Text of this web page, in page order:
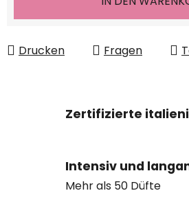
Drucken Fragen
Zertifizierte
Intensiv und
Mehr als 50 Düfte